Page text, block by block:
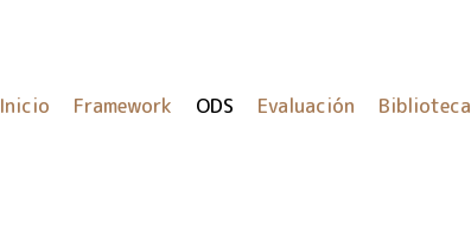
Inicio Framework ODS Evaluación Biblioteca